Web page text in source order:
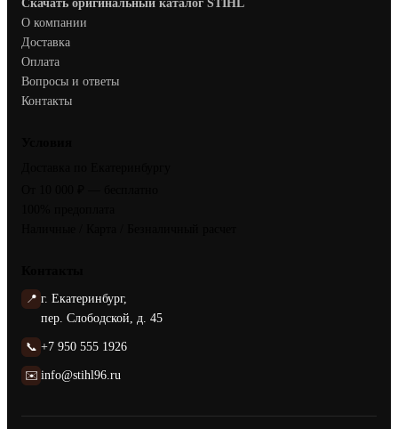
Скачать оригинальный каталог STIHL
О компании
Доставка
Оплата
Вопросы и ответы
Контакты
📍 г. Екатеринбург,
пер. Слободской, д. 45
📞 +7 950 555 1926
✉️ info@stihl96.ru